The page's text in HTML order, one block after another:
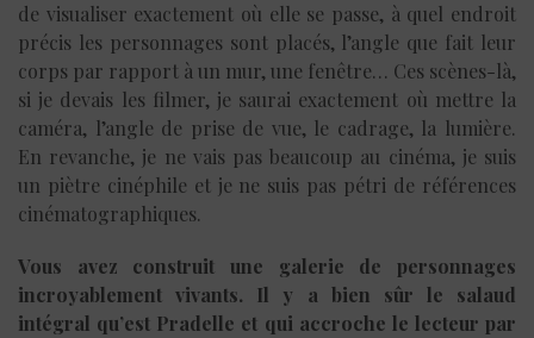
de visualiser exactement où elle se passe, à quel endroit
précis les personnages sont placés, l’angle que fait leur
corps par rapport à un mur, une fenêtre… Ces scènes-là,
si je devais les filmer, je saurai exactement où mettre la
caméra, l’angle de prise de vue, le cadrage, la lumière.
En revanche, je ne vais pas beaucoup au cinéma, je suis
un piètre cinéphile et je ne suis pas pétri de références
cinématographiques.
Vous avez construit une galerie de personnages
incroyablement vivants. Il y a bien sûr le salaud
intégral qu’est Pradelle et qui accroche le lecteur par